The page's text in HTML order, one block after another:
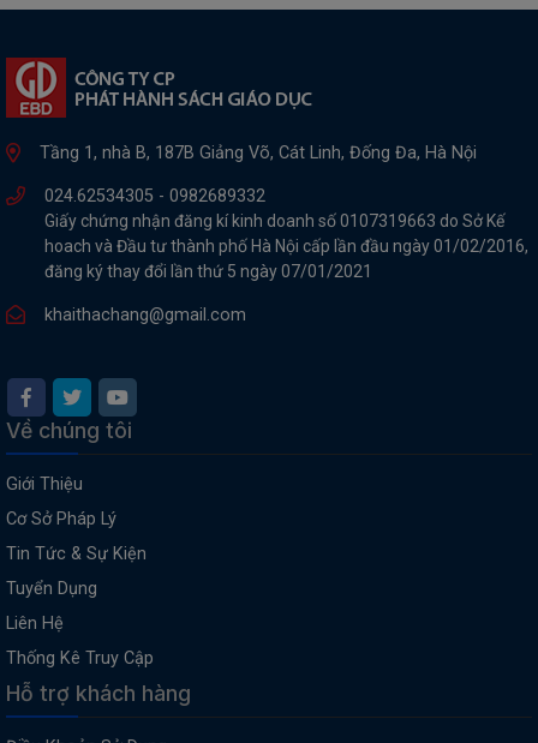
Tầng 1, nhà B, 187B Giảng Võ, Cát Linh, Đống Đa, Hà Nội
024.62534305 - 0982689332
Giấy chứng nhận đăng kí kinh doanh số 0107319663 do Sở Kế
hoach và Đầu tư thành phố Hà Nội cấp lần đầu ngày 01/02/2016,
đăng ký thay đổi lần thứ 5 ngày 07/01/2021
khaithachang@gmail.com
Về chúng tôi
Giới Thiệu
Cơ Sở Pháp Lý
Tin Tức & Sự Kiện
Tuyển Dụng
Liên Hệ
Thống Kê Truy Cập
Hỗ trợ khách hàng